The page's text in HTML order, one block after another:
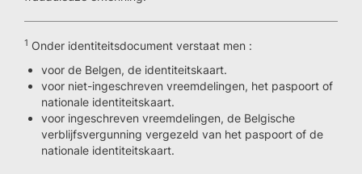
1 Onder identiteitsdocument verstaat men :
voor de Belgen, de identiteitskaart.
voor niet-ingeschreven vreemdelingen, het paspoort of
nationale identiteitskaart.
voor ingeschreven vreemdelingen, de Belgische
verblijfsvergunning vergezeld van het paspoort of de
nationale identiteitskaart.